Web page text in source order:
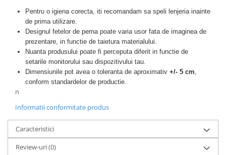
Pentru o igiena corecta, iti recomandam sa speli lenjeria inainte
de prima utilizare.
Designul fetelor de perna poate varia usor fata de imaginea de
prezentare, in functie de taietura materialului.
Nuanta produsului poate fi perceputa diferit in functie de
setarile monitorului sau dispozitivului tau.
Dimensiunile pot avea o toleranta de aproximativ +/- 5 cm
conform standardelor de productie.
n
Informatii conformitate produs
Caracteristici
Review-uri(0)